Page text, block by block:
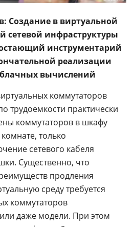
Создание в виртуальной
сетевой инфраструктуры
инструментарий
реализации
вычислений
коммутаторов
трудоемкости практически
коммутаторов в шкафу
только
сетевого кабеля
Существенно, что
продления
среду требуется
коммутаторов
даже модели. При этом